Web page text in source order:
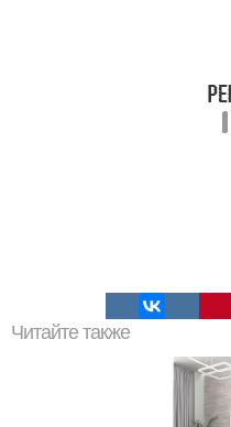
Читайте также